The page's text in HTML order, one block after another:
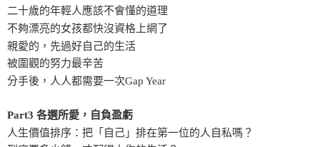
二十歲的年輕人應該不會懂的道理
不夠漂亮的女孩都快沒資格上網了
親愛的，先過好自己的生活
被圍觀的努力最辛苦
分手後，人人都需要一次Gap Year
Part3 各選所愛，自負盈虧
人生價值排序：把「自己」排在第一位的人自私嗎？